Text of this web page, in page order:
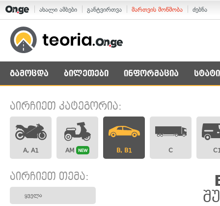
ახალი ამბები განტვირთვა მართვის მოწმობა ძებნა
გამოცდა ბილეთები ინფორმაცია
აირჩიეთ კატეგორია:
A, A1 AM NEW B, B1 C
აირჩიეთ თემა:
ყველა